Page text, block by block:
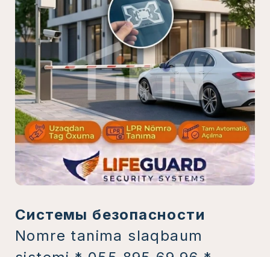
Системы безопасности
Nomre tanima slaqbaum